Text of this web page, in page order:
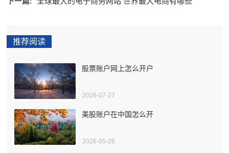
推荐阅读
股票账户网上怎么开户
2026-07-27
美股账户在中国怎么开
2026-05-26